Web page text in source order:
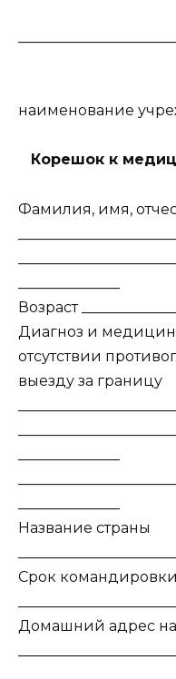
наименование
Корешок к
Фамилия, имя,
Возраст
Диагноз и
отсутствии
выезду за границу
Название страны
Срок командировки
Домашний адрес